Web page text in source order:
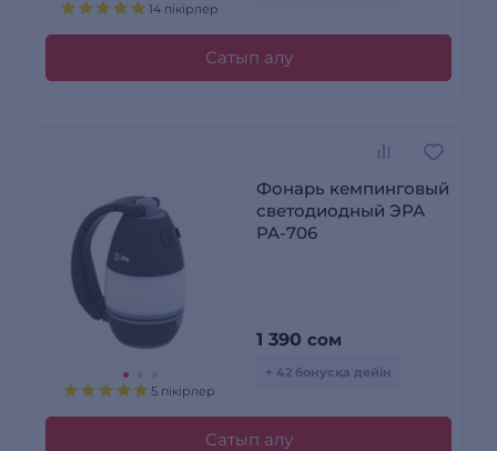
14 пікірлер
Сатып алу
5 пікірлер
Фонарь кемпинговый
светодиодный ЭРА
PA-706
1 390 сом
+ 42 бонусқа дейін
Сатып алу